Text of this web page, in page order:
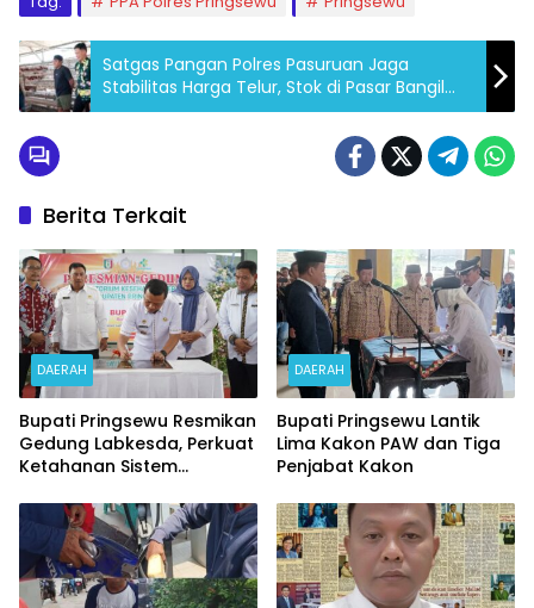
Satgas Pangan Polres Pasuruan Jaga
Stabilitas Harga Telur, Stok di Pasar Bangil
Melimpah
Berita Terkait
DAERAH
Bupati Pringsewu Resmikan
Gedung Labkesda, Perkuat
Ketahanan Sistem
DAERAH
Bupati Pringsewu Lantik
Lima Kakon PAW dan Tiga
Penjabat Kakon